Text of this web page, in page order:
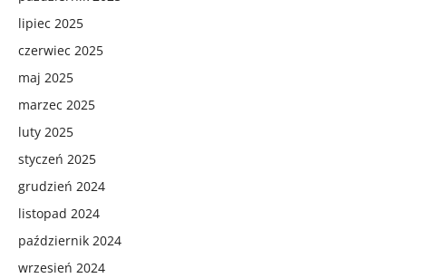
lipiec 2025
czerwiec 2025
maj 2025
marzec 2025
luty 2025
styczeń 2025
grudzień 2024
listopad 2024
październik 2024
wrzesień 2024